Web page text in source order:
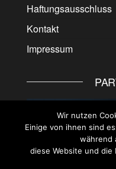
Haftungsausschluss
Kontakt
Impressum
Wir nutzen
Einige von ihnen sind
während
diese Website und